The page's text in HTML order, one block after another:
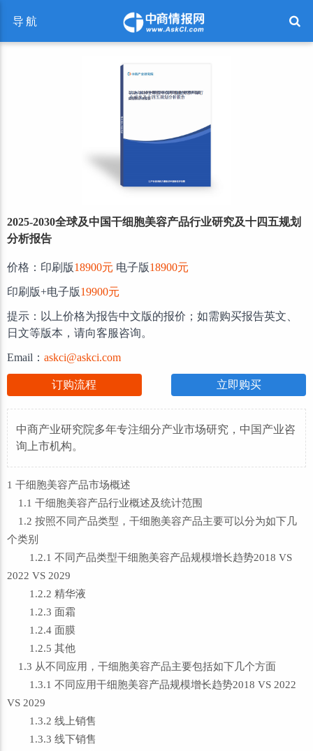
导航
2025-2030全球及中国干细胞美容产品行业研究及十四五规划
分析报告
价格：印刷版18900元 电子版18900元
印刷版+电子版19900元
提示：以上价格为报告中文版的报价；如需购买报告英文、
日文等版本，请向客服咨询。
Email： askci@askci.com
订购流程 立即购买
中商产业研究院多年专注细分产业市场研究，中国产业咨
询上市机构。
1 干细胞美容产品市场概述
1.1 干细胞美容产品行业概述及统计范围
1.2 按照不同产品类型，干细胞美容产品主要可以分为如下几
个类别
1.2.1 不同产品类型干细胞美容产品规模增长趋势2018 VS
2022 VS 2029
1.2.2 精华液
1.2.3 面霜
1.2.4 面膜
1.2.5 其他
1.3 从不同应用，干细胞美容产品主要包括如下几个方面
1.3.1 不同应用干细胞美容产品规模增长趋势2018 VS 2022
VS 2029
1.3.2 线上销售
1.3.3 线下销售